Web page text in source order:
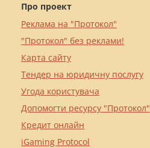
Про проект
Реклама на "Протокол"
"Протокол" без реклами!
Карта сайту
Тендер на юридичну послугу
Угода користувача
Допомогти ресурсу "Протокол"
Кредит онлайн
iGaming Protocol